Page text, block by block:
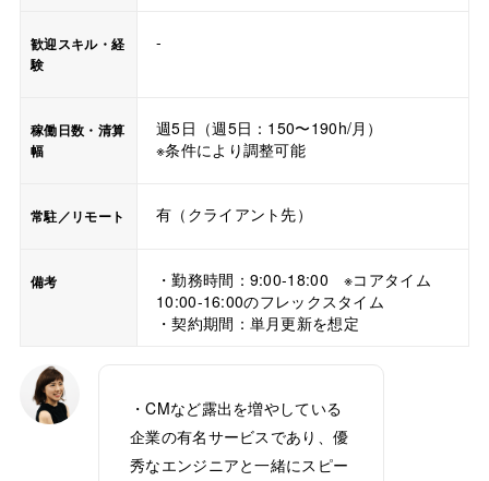
歓迎スキル・経
験
-
稼働日数・清算
幅
週5日（週5日：150〜190h/月）
※条件により調整可能
常駐／リモート 有（クライアント先）
備考
・勤務時間：9:00-18:00 ※コアタイム
10:00-16:00のフレックスタイム
・契約期間：単月更新を想定
・CMなど露出を増やしている
企業の有名サービスであり、優
秀なエンジニアと一緒にスピー